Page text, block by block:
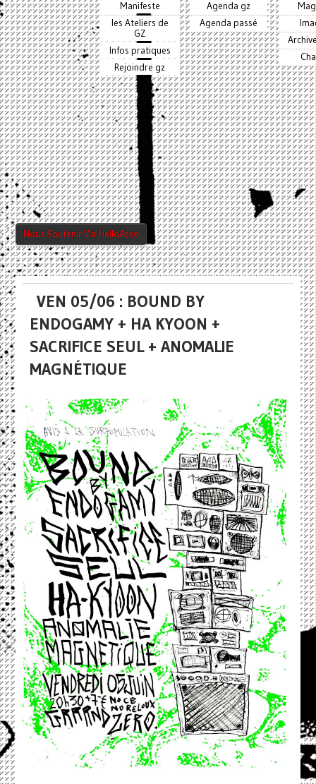
Manifeste
les Ateliers de
GZ
Infos pratiques
Rejoindre gz
Agenda gz
Agenda passé
Nous Soutenir Via HelloAsso
VEN 05/06 : BOUND BY
ENDOGAMY + HA KYOON +
SACRIFICE SEUL + ANOMALIE
MAGNÉTIQUE